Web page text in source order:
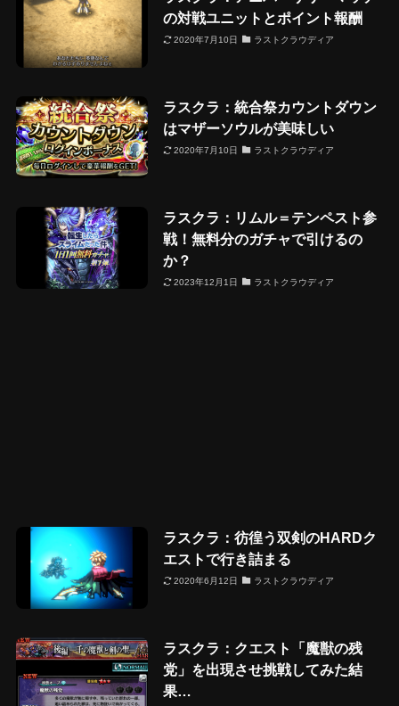
の対戦ユニットとポイント報酬
2020年7月10日 ラストクラウディア
ラスクラ：統合祭カウントダウン
はマザーソウルが美味しい
2020年7月10日 ラストクラウディア
ラスクラ：リムル＝テンペスト参
戦！無料分のガチャで引けるの
か？
2023年12月1日 ラストクラウディア
ラスクラ：彷徨う双剣のHARDク
エストで行き詰まる
2020年6月12日 ラストクラウディア
ラスクラ：クエスト「魔獣の残
党」を出現させ挑戦してみた結
果…